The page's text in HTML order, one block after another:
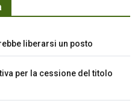
liberarsi un posto
per la cessione del titolo